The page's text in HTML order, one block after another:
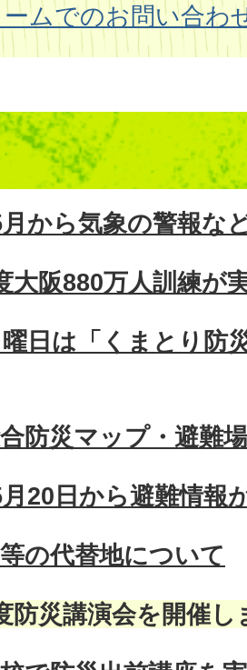
ムでのお問い合わ
から気象の警報な
大阪880万人訓練が
日は「くまとり防
防災マップ・避難
20日から避難情報
の代替地について
防災講演会を開催し